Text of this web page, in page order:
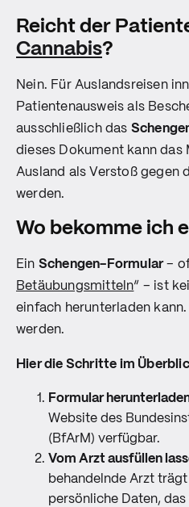
Reicht der
Cannabis?
Nein. Für Auslandsreisen
Patientenausweis als
ausschließlich das
dieses Dokument kann
Ausland als Verstoß gegen
werden.
Wo bekomme ich
Ein Schengen-Formular–
Betäubungsmitteln“ – ist
einfach herunterladen
werden.
Hier die Schritte im
Formular
Website des
(BfArM) verfügbar.
Vom Arzt ausfüllen
behandelnde Arzt
persönliche Daten,